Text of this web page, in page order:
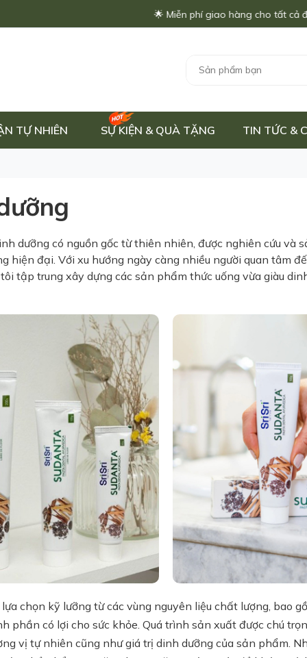
🌟 Miễn phí giao hàng cho tất cả đơn
TỰ NHIÊN SỰ KIỆN & QUÀ TẶNG TIN TỨC &
dưỡng có nguồn gốc từ thiên nhiên, được nghiên cứu và
hiện đại. Với xu hướng ngày càng nhiều người quan tâm
tập trung xây dựng các sản phẩm thức uống vừa giàu
chọn kỹ lưỡng từ các vùng nguyên liệu chất lượng, bao
phần có lợi cho sức khỏe. Quá trình sản xuất được chú
vị tự nhiên cũng như giá trị dinh dưỡng của sản phẩm.